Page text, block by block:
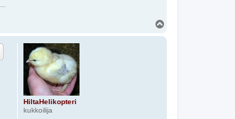
HiltaHelikopteri
kukkoilija